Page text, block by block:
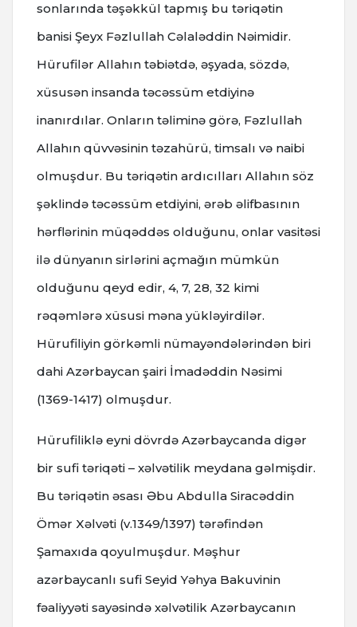
sonlarında təşəkkül tapmış bu təriqətin
banisi Şeyx Fəzlullah Cəlaləddin Nəimidir.
Hürufilər Allahın təbiətdə, əşyada, sözdə,
xüsusən insanda təcəssüm etdiyinə
inanırdılar. Onların təliminə görə, Fəzlullah
Allahın qüvvəsinin təzahürü, timsalı və naibi
olmuşdur. Bu təriqətin ardıcılları Allahın söz
şəklində təcəssüm etdiyini, ərəb əlifbasının
hərflərinin müqəddəs olduğunu, onlar vasitəsi
ilə dünyanın sirlərini açmağın mümkün
olduğunu qeyd edir, 4, 7, 28, 32 kimi
rəqəmlərə xüsusi məna yükləyirdilər.
Hürufiliyin görkəmli nümayəndələrindən biri
dahi Azərbaycan şairi İmadəddin Nəsimi
(1369-1417) olmuşdur.
Hürufiliklə eyni dövrdə Azərbaycanda digər
bir sufi təriqəti – xəlvətilik meydana gəlmişdir.
Bu təriqətin əsası Əbu Abdulla Siracəddin
Ömər Xəlvəti (v.1349/1397) tərəfindən
Şamaxıda qoyulmuşdur. Məşhur
azərbaycanlı sufi Seyid Yəhya Bakuvinin
fəaliyyəti sayəsində xəlvətilik Azərbaycanın